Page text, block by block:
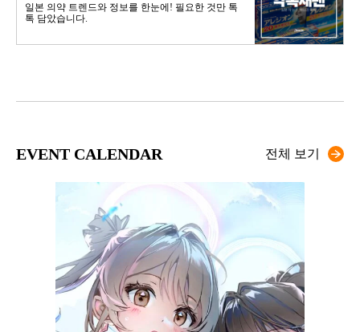
일본 의약 트렌드와 정보를 한눈에! 필요한 것만 톡
톡 담았습니다.
EVENT CALENDAR 전체 보기